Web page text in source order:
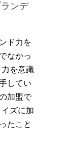
ンデ
ド力を
なかっ
を意識
してい
加盟で
ズに加
たこと